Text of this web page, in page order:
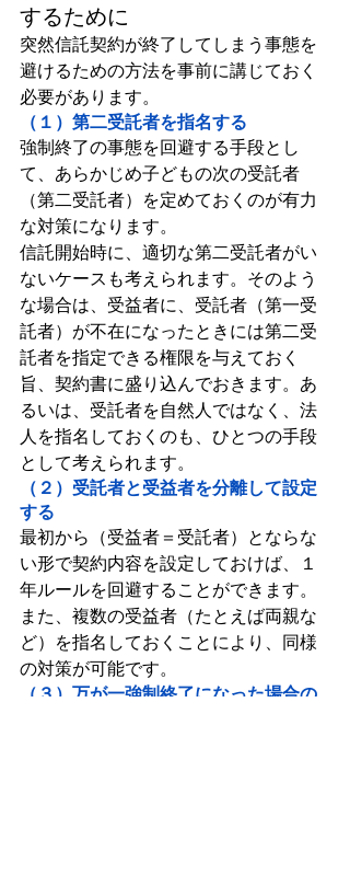
するために
突然信託契約が終了してしまう事態を
避けるための方法を事前に講じておく
必要があります。
（１）第二受託者を指名する
強制終了の事態を回避する手段とし
て、あらかじめ子どもの次の受託者
（第二受託者）を定めておくのが有力
な対策になります。
信託開始時に、適切な第二受託者がい
ないケースも考えられます。そのよう
な場合は、受益者に、受託者（第一受
託者）が不在になったときには第二受
託者を指定できる権限を与えておく
旨、契約書に盛り込んでおきます。あ
るいは、受託者を自然人ではなく、法
人を指名しておくのも、ひとつの手段
として考えられます。
（２）受託者と受益者を分離して設定
する
最初から（受益者＝受託者）とならな
い形で契約内容を設定しておけば、１
年ルールを回避することができます。
また、複数の受益者（たとえば両親な
ど）を指名しておくことにより、同様
の対策が可能です。
（３）万が一強制終了になった場合の